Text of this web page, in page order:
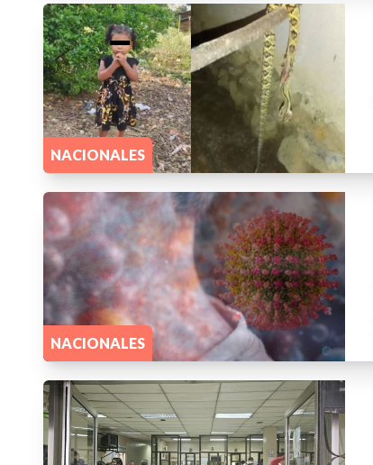
NACIONALES
NACIONALES